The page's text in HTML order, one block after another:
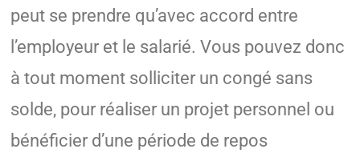
peut se prendre qu’avec accord entre
l’employeur et le salarié. Vous pouvez donc
à tout moment solliciter un congé sans
solde, pour réaliser un projet personnel ou
bénéficier d’une période de repos